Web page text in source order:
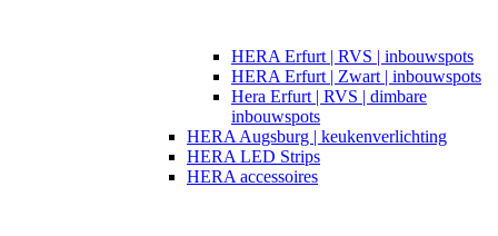
HERA Erfurt | RVS | inbouwspots
HERA Erfurt | Zwart | inbouwspots
Hera Erfurt | RVS | dimbare
inbouwspots
HERA Augsburg | keukenverlichting
HERA LED Strips
HERA accessoires